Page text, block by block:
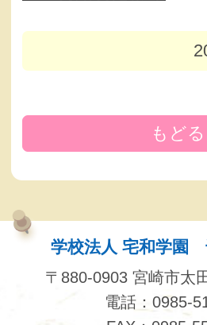
もどる
学校法人 宅和学園
〒880-0903 宮崎市太
電話：0985-